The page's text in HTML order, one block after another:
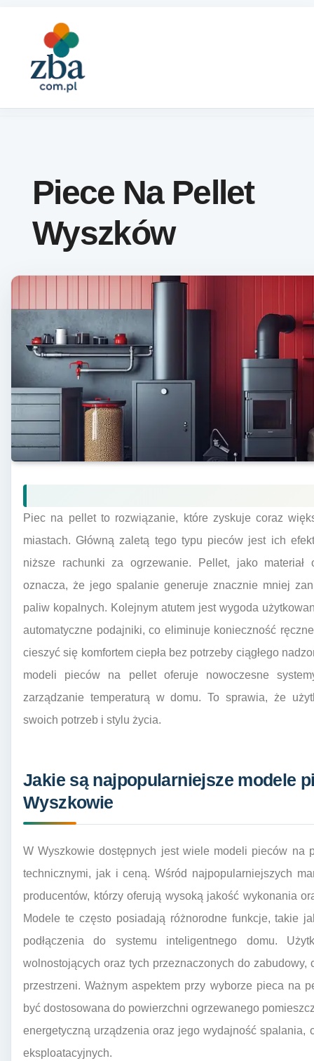
Piece Na Pellet
Wyszków
Piec na pellet to rozwiązanie, które zyskuje coraz
miastach. Główną zaletą tego typu pieców jest ich
niższe rachunki za ogrzewanie. Pellet, jako materiał
oznacza, że jego spalanie generuje znacznie mniej
paliw kopalnych. Kolejnym atutem jest wygoda
automatyczne podajniki, co eliminuje konieczność
cieszyć się komfortem ciepła bez potrzeby ciągłego
modeli pieców na pellet oferuje nowoczesne
zarządzanie temperaturą w domu. To sprawia, że
swoich potrzeb i stylu życia.
Jakie są najpopularniejsze modele
Wyszkowie
W Wyszkowie dostępnych jest wiele modeli pieców na
technicznymi, jak i ceną. Wśród najpopularniejszych
producentów, którzy oferują wysoką jakość wykonania
Modele te często posiadają różnorodne funkcje, takie
podłączenia do systemu inteligentnego domu.
wolnostojących oraz tych przeznaczonych do
przestrzeni. Ważnym aspektem przy wyborze pieca na
być dostosowana do powierzchni ogrzewanego
energetyczną urządzenia oraz jego wydajność
eksploatacyjnych.